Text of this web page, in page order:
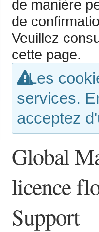
de manière
de
Veuillez
cette page.
Les
services.
acceptez
Global
licence
Support